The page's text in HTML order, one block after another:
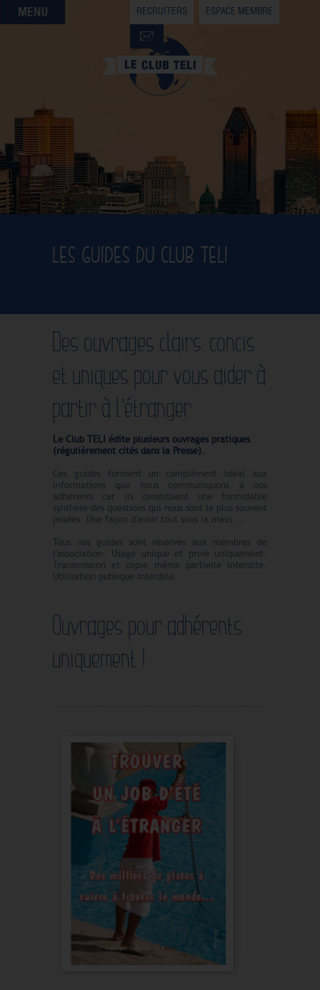
QUI SOMMES-NOUS
QUE CHERCHEZ-VOUS ?
NOS OFFRES PARTENAIRES
DEVENIR MEMBRE
RECRUITERS ESPACE MEMBRE
LES GUIDES DU CLUB TELI
Des ouvrages clairs, concis
et uniques pour vous aider à
partir à l'étranger
Le Club TELI édite plusieurs ouvrages pratiques
(régulièrement cités dans la Presse).
Ces guides forment un complément idéal aux
informations que nous communiquons à nos
adhérents car ils constituent une formidable
synthèse des questions qui nous sont le plus souvent
posées. Une façon d'avoir tout sous la main...
Tous nos guides sont réservés aux membres de
l'association. Usage unique et privé uniquement.
Transmission et copie même partielle interdite.
Utilisation publique interdite.
Ouvrages pour adhérents
uniquement !